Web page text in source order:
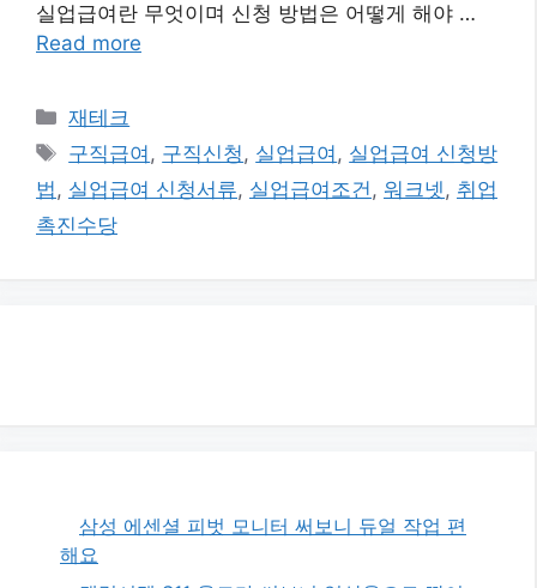
실업급여란 무엇이며 신청 방법은 어떻게 해야 …
Read more
카
테
리
재테크
태
그
구직급여 , 구직신청, 실업급여 , 실업급여 신청방
법, 실업급여 신청서류, 실업급여조건, 워크넷, 취업
촉진수당
삼성 에센셜 피벗 모니터 써보니 듀얼 작업 편
해요